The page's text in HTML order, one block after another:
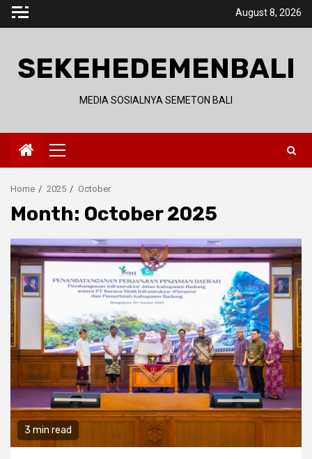
Skip
August 8, 2026
SEKEHEDEMENBALI
MEDIA SOSIALNYA SEMETON BALI
Primary
Menu
Home 2025 October
Month: October 2025
3 min read